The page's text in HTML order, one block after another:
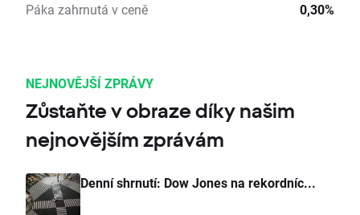
Páka zahrnutá v ceně 0,30%
NEJNOVĚJŠÍ ZPRÁVY
Zůstaňte v obraze díky našim
nejnovějším zprávám
Denní shrnutí: Dow Jones na rekordníc...